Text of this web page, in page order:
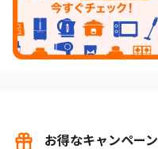
お得なキャンペーン